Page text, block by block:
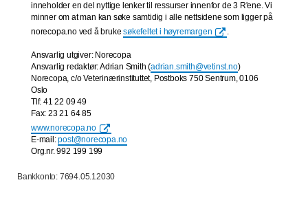
inneholder en del nyttige lenker til ressurser innenfor de 3 R'ene. Vi
minner om at man kan søke samtidig i alle nettsidene som ligger på
norecopa.no ved å brukesøkefeltet i høyremargen .
Ansvarlig utgiver: Norecopa
Ansvarlig redaktør: Adrian Smith (adrian.smith@vetinst.no)
Norecopa, c/o Veterinærinstituttet, Postboks 750 Sentrum, 0106
Oslo
Tlf: 41 22 09 49
Fax: 23 21 64 85
www.norecopa.no
E-mail:post@norecopa.no
Org.nr. 992 199 199
Bankkonto: 7694.05.12030